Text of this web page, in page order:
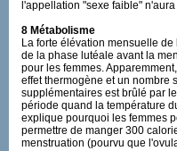
l'appellation "sexe faible"
8 Métabolisme
La forte élévation mensuelle
de la phase lutéale avant la
pour les femmes.
effet thermogène et un nombre
supplémentaires est brûlé par
période quand la température
explique pourquoi les femmes
permettre de manger 300
menstruation (pourvu que